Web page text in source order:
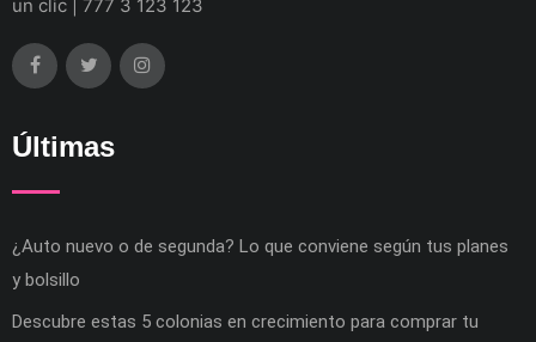
un clic | 777 3 123 123
Últimas
¿Auto nuevo o de segunda? Lo que conviene según tus planes
y bolsillo
Descubre estas 5 colonias en crecimiento para comprar tu